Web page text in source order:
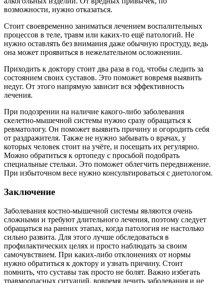
возможности, нужно отказаться.
Стоит своевременно заниматься лечением воспалительных
процессов в теле, травм или каких-то ещё патологий. Не
нужно оставлять без внимания даже обычную простуду, ведь
она может проявиться в нежелательном осложнении.
Приходить к доктору стоит два раза в год, чтобы следить за
состоянием своих суставов. Это поможет вовремя выявить
недуг. От этого напрямую зависит вся эффективность
лечения.
При подозрении на наличие какого-либо заболевания
скелетно-мышечной системы нужно сразу обращаться к
ревматологу. Он поможет выявить причину и огородить себя
от раздражителя. Также не нужно забывать о врачах, у
которых человек стоит на учёте, и посещать их регулярно.
Можно обратиться к ортопеду с просьбой подобрать
специальные стельки. Это поможет облегчить передвижение.
При избыточном весе нужно консультироваться с диетологом.
Заключение
Заболевания костно-мышечной системы являются очень
сложными и требуют длительного лечения, поэтому следует
обращаться на ранних этапах, когда патология не настолько
сильно развита. Для этого лучше обследоваться в
профилактических целях и просто наблюдать за своим
самочувствием. При каких-либо отклонениях от нормы
нужно обратиться к доктору и узнать причину. Стоит
помнить, что суставы так просто не болят. Важно избегать
травмоопасных ситуаций, вовремя лечить заболевания и не